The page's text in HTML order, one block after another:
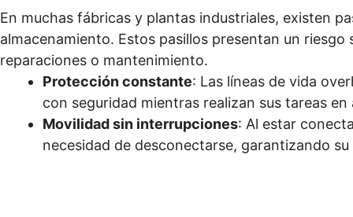
En muchas fábricas y plantas industriales, existen
almacenamiento. Estos pasillos presentan un
reparaciones o mantenimiento.
Protección constante: Las líneas de vida
con seguridad mientras realizan sus tareas en
Movilidad sin interrupciones: Al estar
necesidad de desconectarse, garantizando